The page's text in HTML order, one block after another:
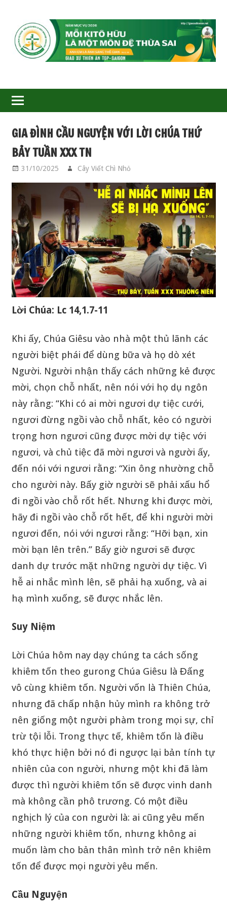
GIÁO
XỨ
THIÊN
ÂN-
TGP
SAIGON
GIA ĐÌNH CẦU NGUYỆN VỚI LỜI CHÚA THỨ
BẢY TUẦN XXX TN
31/10/2025 Cây Viết Chì Nhỏ
Lời Chúa: Lc 14,1.7-11
Khi ấy, Chúa Giêsu vào nhà một thủ lãnh các
người biệt phái để dùng bữa và họ dò xét
Người. Người nhận thấy cách những kẻ được
mời, chọn chỗ nhất, nên nói với họ dụ ngôn
này rằng: “Khi có ai mời ngươi dự tiệc cưới,
ngươi đừng ngồi vào chỗ nhất, kẻo có người
trọng hơn ngươi cũng được mời dự tiệc với
ngươi, và chủ tiệc đã mời ngươi và người ấy,
đến nói với ngươi rằng: “Xin ông nhường chỗ
cho người này. Bấy giờ người sẽ phải xấu hổ
đi ngồi vào chỗ rốt hết. Nhưng khi được mời,
hãy đi ngồi vào chỗ rốt hết, để khi người mời
ngươi đến, nói với ngươi rằng: “Hỡi bạn, xin
mời bạn lên trên.” Bấy giờ ngươi sẽ được
danh dự trước mặt những người dự tiệc. Vì
hễ ai nhắc mình lên, sẽ phải hạ xuống, và ai
hạ mình xuống, sẽ được nhắc lên.
Suy Niệm
Lời Chúa hôm nay dạy chúng ta cách sống
khiêm tốn theo gurong Chúa Giêsu là Đấng
vô cùng khiêm tốn. Người vốn là Thiên Chúa,
nhưng đã chấp nhận hủy mình ra không trở
nên giống một người phàm trong mọi sự, chỉ
trừ tội lỗi. Trong thực tế, khiêm tốn là điều
khó thực hiện bởi nó đi ngược lại bản tính tự
nhiên của con người, nhưng một khi đã làm
được thì người khiêm tốn sẽ được vinh danh
mà không cần phô trương. Có một điều
nghịch lý của con người là: ai cũng yêu mến
những người khiêm tốn, nhưng không ai
muốn làm cho bản thân mình trở nên khiêm
tốn để được mọi người yêu mến.
Cầu Nguyện